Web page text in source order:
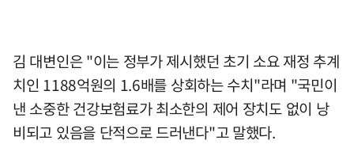
김 대변인은 "이는 정부가 제시했던 초기 소요 재정 추계
치인 1188억원의 1.6배를 상회하는 수치"라며 "국민이
낸 소중한 건강보험료가 최소한의 제어 장치도 없이 낭
비되고 있음을 단적으로 드러낸다"고 말했다.